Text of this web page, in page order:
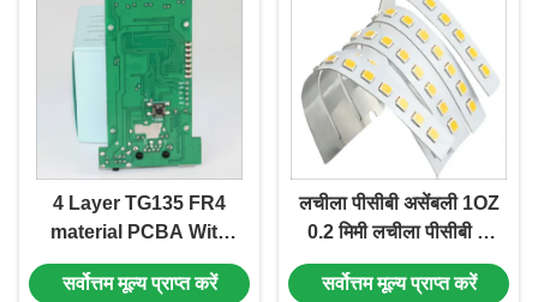
4 Layer TG135 FR4
material PCBA With
LF HAL For
Comsumer
सर्वोत्तम मूल्य प्राप्त करें
लचीला पीसीबी असेंबली 1OZ
0.2 मिमी लचीला पीसीबी के
साथ बागवानी एलईडी प्रकाश
व्यवस्था के लिए एल्यूमीनियम
सर्वोत्तम मूल्य प्राप्त करें